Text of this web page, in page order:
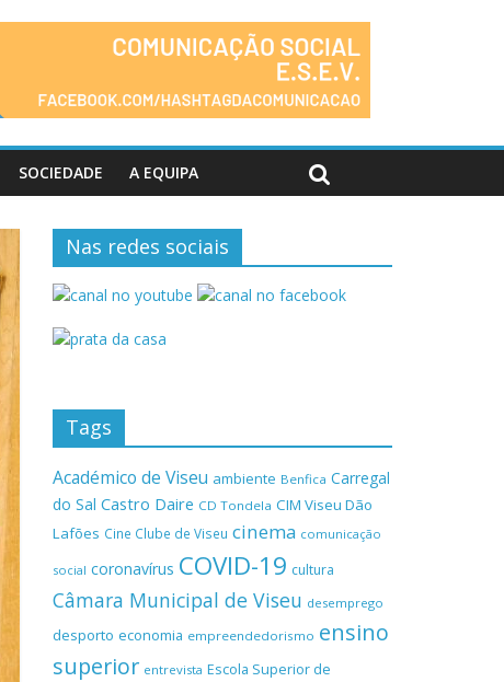
SOCIEDADE A EQUIPA
Nas redes sociais
Tags
Académico de Viseu ambiente Benfica Carregal
do Sal Castro Daire CD Tondela CIM Viseu Dão
Lafões Cine Clube de Viseu cinema comunicação
social coronavírus COVID-19 cultura
Câmara Municipal de Viseu desemprego
desporto economia empreendedorismo ensino
superior entrevista Escola Superior de